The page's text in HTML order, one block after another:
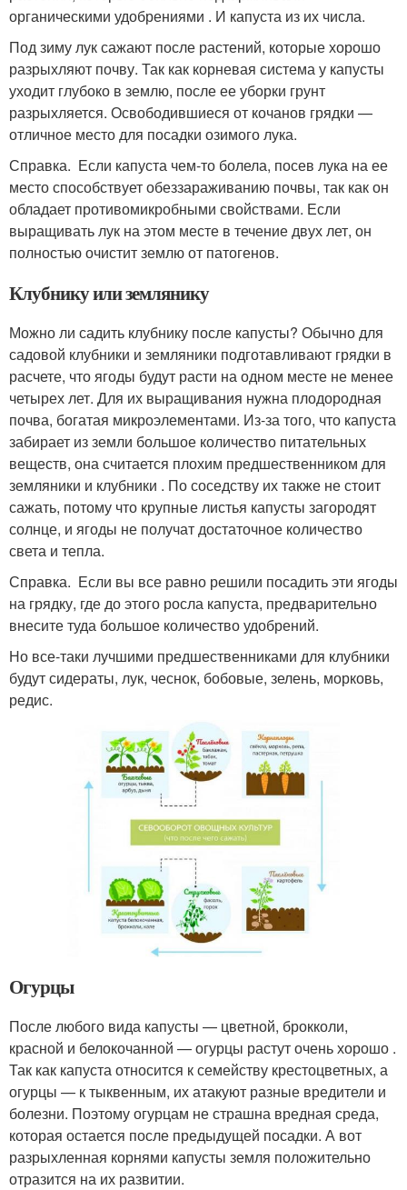
органическими удобрениями . И капуста из их числа.
Под зиму лук сажают после растений, которые хорошо
разрыхляют почву. Так как корневая система у капусты
уходит глубоко в землю, после ее уборки грунт
разрыхляется. Освободившиеся от кочанов грядки —
отличное место для посадки озимого лука.
Справка. Если капуста чем-то болела, посев лука на ее
место способствует обеззараживанию почвы, так как он
обладает противомикробными свойствами. Если
выращивать лук на этом месте в течение двух лет, он
полностью очистит землю от патогенов.
Клубнику или землянику
Можно ли садить клубнику после капусты? Обычно для
садовой клубники и земляники подготавливают грядки в
расчете, что ягоды будут расти на одном месте не менее
четырех лет. Для их выращивания нужна плодородная
почва, богатая микроэлементами. Из-за того, что капуста
забирает из земли большое количество питательных
веществ, она считается плохим предшественником для
земляники и клубники . По соседству их также не стоит
сажать, потому что крупные листья капусты загородят
солнце, и ягоды не получат достаточное количество
света и тепла.
Справка. Если вы все равно решили посадить эти ягоды
на грядку, где до этого росла капуста, предварительно
внесите туда большое количество удобрений.
Но все-таки лучшими предшественниками для клубники
будут сидераты, лук, чеснок, бобовые, зелень, морковь,
редис.
Огурцы
После любого вида капусты — цветной, брокколи,
красной и белокочанной — огурцы растут очень хорошо .
Так как капуста относится к семейству крестоцветных, а
огурцы — к тыквенным, их атакуют разные вредители и
болезни. Поэтому огурцам не страшна вредная среда,
которая остается после предыдущей посадки. А вот
разрыхленная корнями капусты земля положительно
отразится на их развитии.